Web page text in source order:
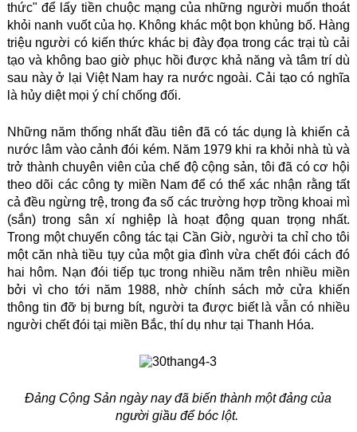
thức" để lấy tiền chuộc mạng của những người muốn thoát
khỏi nanh vuốt của họ. Không khác một bọn khủng bố. Hàng
triệu người có kiến thức khác bị đày đọa trong các trại tù cải
tạo và không bao giờ phục hồi được khả năng và tâm trí dù
sau này ở lại Việt Nam hay ra nước ngoài. Cải tạo có nghĩa
là hủy diệt mọi ý chí chống đối.
Những năm thống nhất đầu tiên đã có tác dụng là khiến cả
nước lâm vào cảnh đói kém. Năm 1979 khi ra khỏi nhà tù và
trở thành chuyên viên của chế độ cộng sản, tôi đã có cơ hội
theo dõi các công ty miền Nam để có thể xác nhận rằng tất
cả đều ngừng trệ, trong đa số các trường hợp trồng khoai mì
(sắn) trong sân xí nghiệp là hoạt động quan trọng nhất.
Trong một chuyến công tác tại Cần Giờ, người ta chỉ cho tôi
một căn nhà tiều tụy của một gia đình vừa chết đói cách đó
hai hôm. Nạn đói tiếp tục trong nhiều năm trên nhiều miền
bởi vì cho tới năm 1988, nhờ chính sách mở cửa khiến
thông tin đỡ bị bưng bít, người ta được biết là vẫn có nhiều
người chết đói tại miền Bắc, thí dụ như tại Thanh Hóa.
Đảng Cộng Sản ngày nay đã biến thành một đảng của
người giầu để bóc lột.